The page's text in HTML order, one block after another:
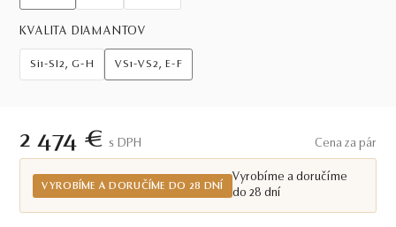
KVALITA DIAMANTOV
Si1-SI2, G-H VS1-VS2, E-F
2 474 € S DPH Cena za pár
VYROBÍME A DORUČÍME DO 28 DNÍ
Vyrobíme a doručíme
do 28 dní